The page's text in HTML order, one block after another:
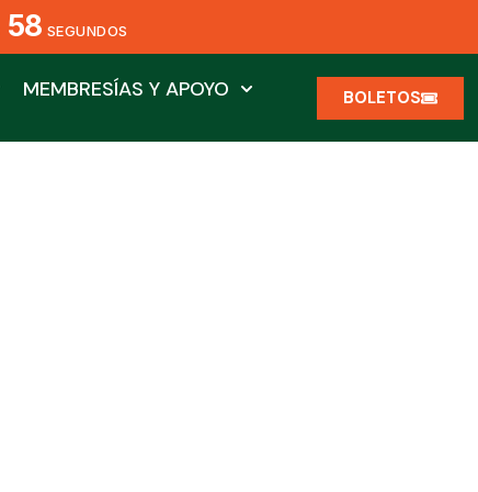
57 SEGUNDOS
MEMBRESÍAS Y APOYO BOLETOS